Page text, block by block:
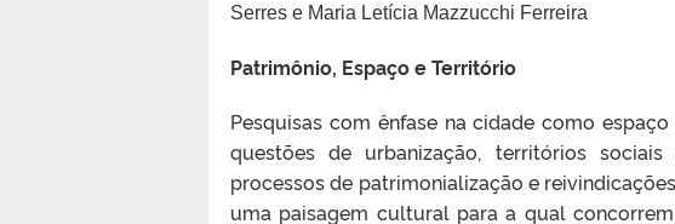
Serres e Maria Letícia Mazzucchi Ferreira
Patrimônio, Espaço e Território
Pesquisas com ênfase na cidade como
questões de urbanização, territórios
processos de patrimonialização e
uma paisagem cultural para a qual